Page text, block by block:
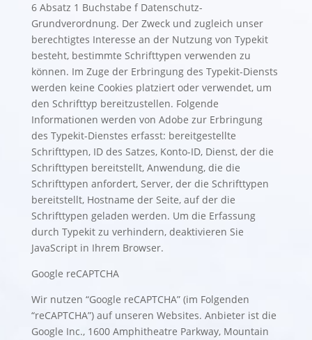
6 Absatz 1 Buchstabe f Datenschutz-
Grundverordnung. Der Zweck und zugleich unser
berechtigtes Interesse an der Nutzung von Typekit
besteht, bestimmte Schrifttypen verwenden zu
können. Im Zuge der Erbringung des Typekit-Diensts
werden keine Cookies platziert oder verwendet, um
den Schrifttyp bereitzustellen. Folgende
Informationen werden von Adobe zur Erbringung
des Typekit-Dienstes erfasst: bereitgestellte
Schrifttypen, ID des Satzes, Konto-ID, Dienst, der die
Schrifttypen bereitstellt, Anwendung, die die
Schrifttypen anfordert, Server, der die Schrifttypen
bereitstellt, Hostname der Seite, auf der die
Schrifttypen geladen werden. Um die Erfassung
durch Typekit zu verhindern, deaktivieren Sie
JavaScriptin Ihrem Browser.
Google reCAPTCHA
Wir nutzen “Google reCAPTCHA” (im Folgenden
“reCAPTCHA”) auf unseren Websites. Anbieter ist die
Google Inc., 1600 Amphitheatre Parkway, Mountain